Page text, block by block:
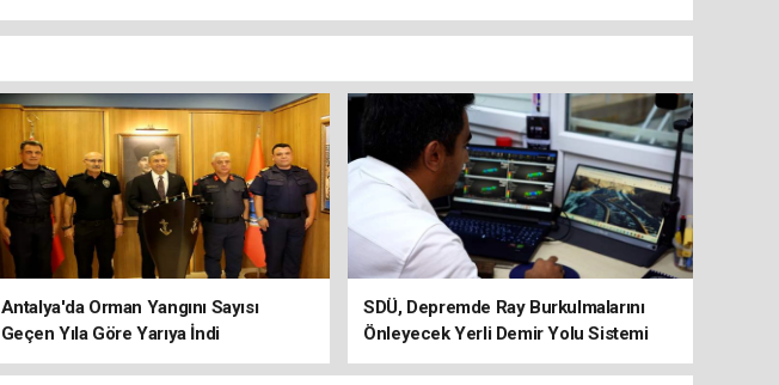
Antalya'da Orman Yangını Sayısı
Geçen Yıla Göre Yarıya İndi
SDÜ, Depremde Ray Burkulmalarını
Önleyecek Yerli Demir Yolu Sistemi
Geliştiriyor